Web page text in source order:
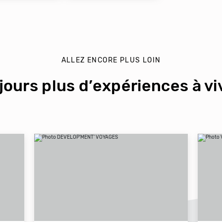
ALLEZ ENCORE PLUS LOIN
plus d’expériences à